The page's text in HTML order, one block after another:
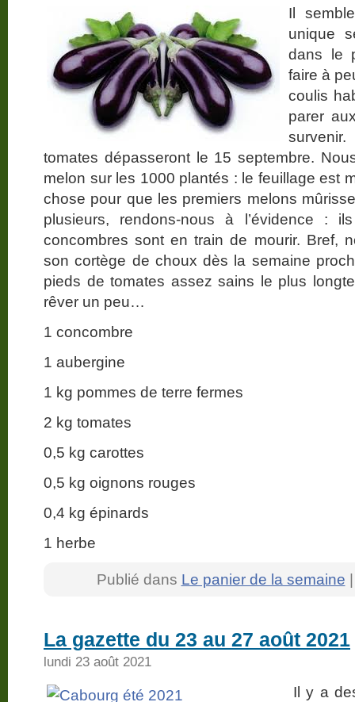
Il
unique
dans le
faire à
coulis
parer
tomates dépasseront le 15 septembre.
melon sur les 1000 plantés : le feuillage est
chose pour que les premiers melons
plusieurs, rendons-nous à l’évidence :
concombres sont en train de mourir. Bref,
son cortège de choux dès la semaine
pieds de tomates assez sains le plus
rêver un peu…
1 concombre
1 aubergine
1 kg pommes de terre fermes
2 kg tomates
0,5 kg carottes
0,5 kg oignons rouges
0,4 kg épinards
1 herbe
Publié dans Le panier de la semaine
La gazette du 23 au 27 août 2021
lundi 23 août 2021
Il y a